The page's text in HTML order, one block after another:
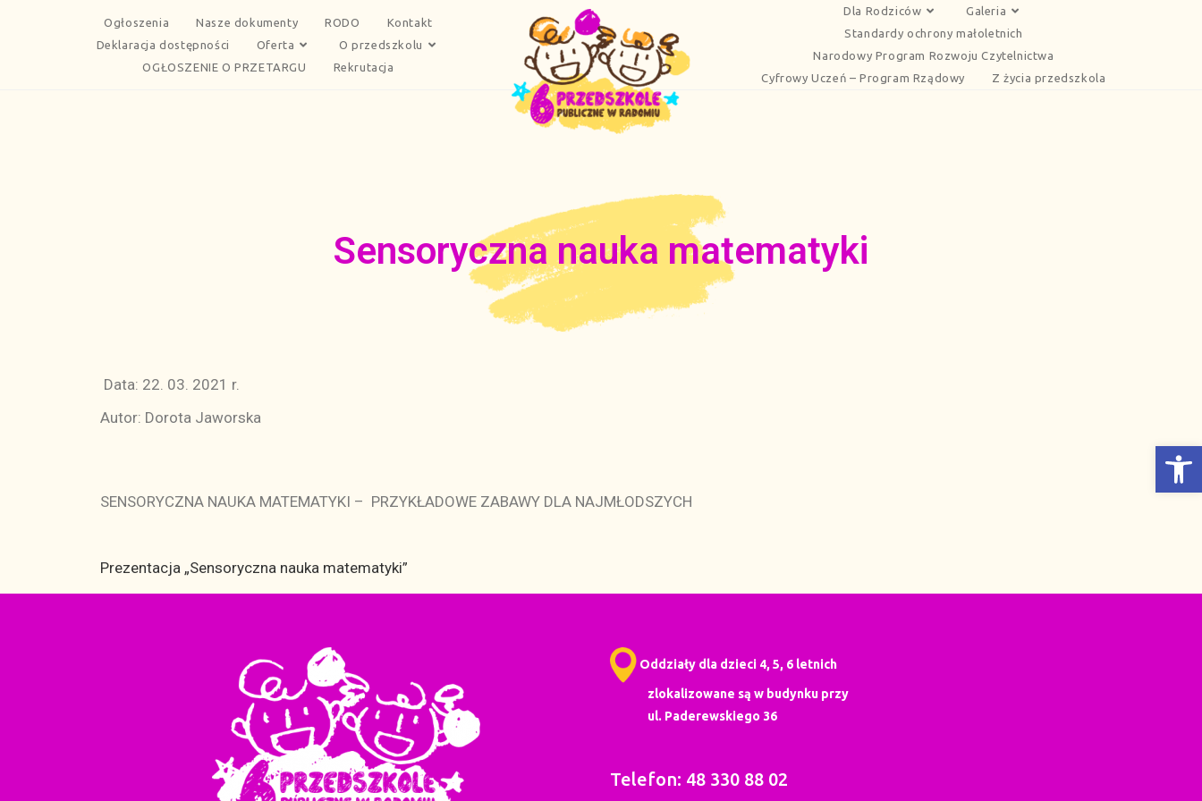
Otwórz Pasek narzędzi
Ogłoszenia Nasze dokumenty RODO
Kontakt
Deklaracja dostępności
Oferta
O przedszkolu
OGŁOSZENIE O PRZETARGU
Rekrutacja
Dla Rodziców
Galeria
Standardy ochrony małoletnich
Narodowy Program Rozwoju Czytelnictwa
Cyfrowy Uczeń – Program Rządowy
Z życia przedszkola
Sensoryczna nauka matematyki
Data: 22. 03. 2021 r.
Autor: Dorota Jaworska
SENSORYCZNA NAUKA MATEMATYKI – PRZYKŁADOWE ZABAWY DLA NAJMŁODSZYCH
Prezentacja „Sensoryczna nauka matematyki”
Oddziały dla dzieci 4, 5, 6 letnich
zlokalizowane są w budynku przy
ul. Paderewskiego 36
Telefon: 48 330 88 02